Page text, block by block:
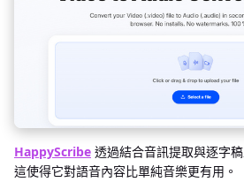
HappyScribe 透過結合音訊提取與逐字
這使得它對語音內容比單純音樂更有用。